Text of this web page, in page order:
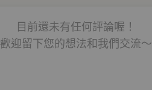
目前還未有任何評論喔！
歡迎留下您的想法和我們交流～